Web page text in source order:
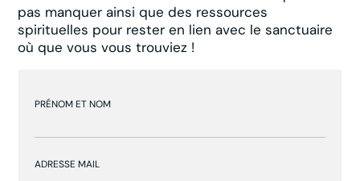
pas manquer ainsi que des ressources
spirituelles pour rester en lien avec le sanctuaire
où que vous vous trouviez !
PRÉNOM ET NOM
ADRESSE MAIL